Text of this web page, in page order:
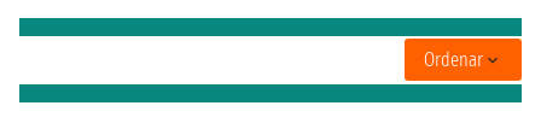
Ordenar